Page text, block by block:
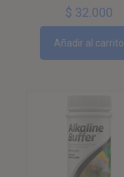
$ 32.000
Añadir al carrito